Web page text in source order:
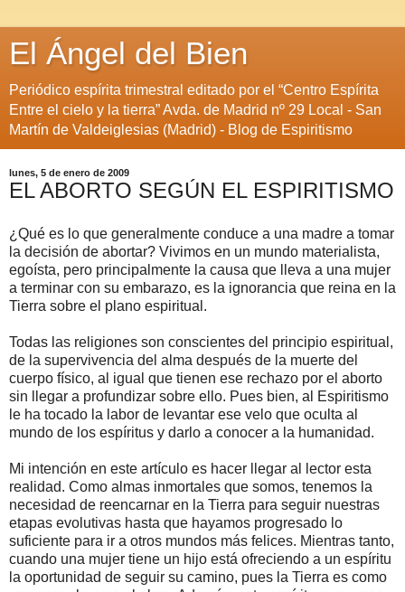
El Ángel del Bien
Periódico espírita trimestral editado por el “Centro Espírita
Entre el cielo y la tierra” Avda. de Madrid nº 29 Local - San
Martín de Valdeiglesias (Madrid) - Blog de Espiritismo
lunes, 5 de enero de 2009
EL ABORTO SEGÚN EL ESPIRITISMO
¿Qué es lo que generalmente conduce a una madre a tomar
la decisión de abortar? Vivimos en un mundo materialista,
egoísta, pero principalmente la causa que lleva a una mujer
a terminar con su embarazo, es la ignorancia que reina en la
Tierra sobre el plano espiritual.
Todas las religiones son conscientes del principio espiritual,
de la supervivencia del alma después de la muerte del
cuerpo físico, al igual que tienen ese rechazo por el aborto
sin llegar a profundizar sobre ello. Pues bien, al Espiritismo
le ha tocado la labor de levantar ese velo que oculta al
mundo de los espíritus y darlo a conocer a la humanidad.
Mi intención en este artículo es hacer llegar al lector esta
realidad. Como almas inmortales que somos, tenemos la
necesidad de reencarnar en la Tierra para seguir nuestras
etapas evolutivas hasta que hayamos progresado lo
suficiente para ir a otros mundos más felices. Mientras tanto,
cuando una mujer tiene un hijo está ofreciendo a un espíritu
la oportunidad de seguir su camino, pues la Tierra es como